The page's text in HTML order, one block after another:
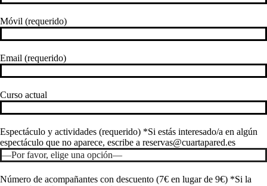
Móvil (requerido)
Email (requerido)
Curso actual
Espectáculo y actividades (requerido) *Si estás interesado/a en algún
espectáculo que no aparece, escribe a reservas@cuartapared.es
Número de acompañantes con descuento (7€ en lugar de 9€) *Si la